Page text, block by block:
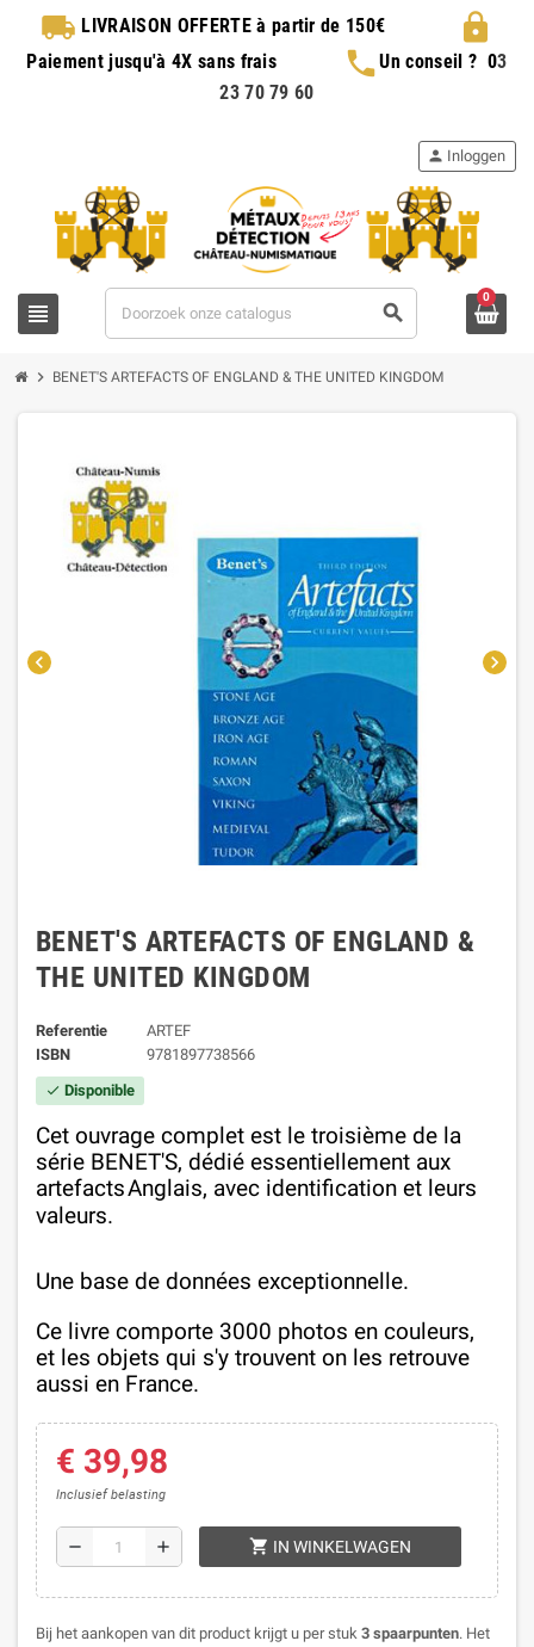
local_shipping LIVRAISON OFFERTEà partir de 150€ lock
Paiement jusqu'à 4X sans frais phoneUn conseil ? 03
23 70 79 60
view_headline search
person Inloggen
0
chevron_right BENET'S ARTEFACTS OF ENGLAND & THE UNITED KINGDOM
chevron_left chevron_right
BENET'S ARTEFACTS OF ENGLAND &
THE UNITED KINGDOM
Referentie
ARTEF
ISBN
9781897738566
check Disponible
Cet ouvrage complet est le troisième de l a
série BENET'S, dédié essentiellement aux
artefactsAnglais, avec identification et leurs
valeurs.
Une base de données exceptionnelle.
Ce livre comporte 3000 photos en couleurs,
et les objets qui s'y trouvent on les retrouve
aussi en France.
€ 39,98
Inclusief belasting
remove add shopping_cart IN WINKELWAGEN
Bij het aankopen van dit product krijgt u per stuk 3 spaarpunten. Het